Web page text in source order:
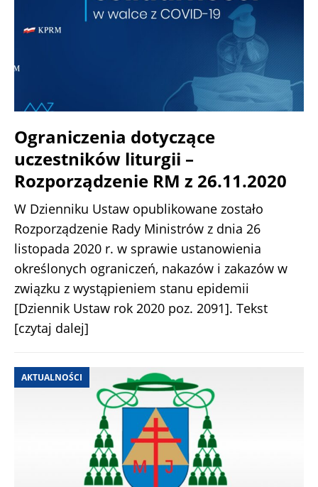
Ograniczenia dotyczące
uczestników liturgii –
Rozporządzenie RM z 26.11.2020
W Dzienniku Ustaw opublikowane zostało
Rozporządzenie Rady Ministrów z dnia 26
listopada 2020 r. w sprawie ustanowienia
określonych ograniczeń, nakazów i zakazów w
związku z wystąpieniem stanu epidemii
[Dziennik Ustaw rok 2020 poz. 2091]. Tekst
[czytaj dalej]
AKTUALNOŚCI